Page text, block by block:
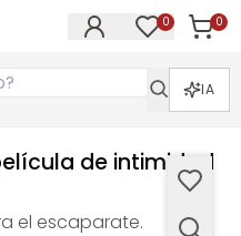
0 0
IA
de intimidad
el escaparate.